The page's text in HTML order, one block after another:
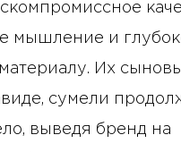
мышление и
Их
сумели
выведя бренд на